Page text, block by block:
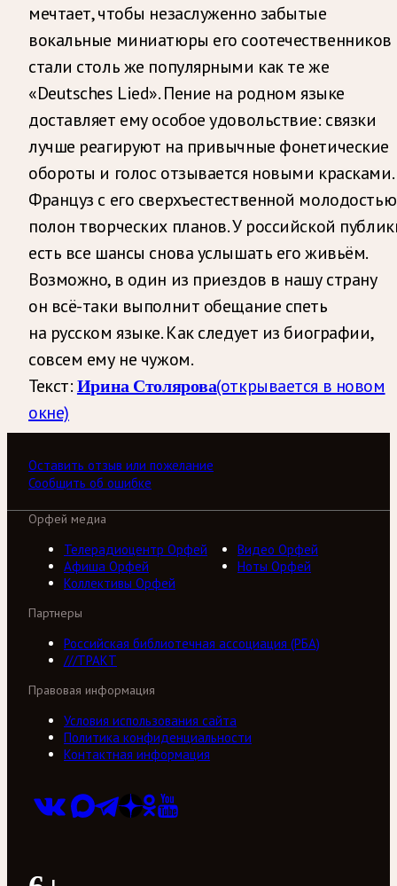
мечтает, чтобы незаслуженно забытые
вокальные миниатюры его соотечественников
стали столь же популярными как те же
«Deutsches Lied». Пение на родном языке
доставляет ему особое удовольствие: связки
лучше реагируют на привычные фонетические
обороты и голос отзывается новыми красками.
Француз с его сверхъестественной молодостью
полон творческих планов. У российской
есть все шансы снова услышать его живьём.
Возможно, в один из приездов в нашу страну
он всё-таки выполнит обещание спеть
на русском языке. Как следует из биографии,
совсем ему не чужом.
Текст: Ирина Столярова(открывается в новом
окне)
Оставить отзыв или пожелание
Сообщить об ошибке
Орфей медиа
Телерадиоцентр Орфей
Видео Орфей
Афиша Орфей
Ноты Орфей
Коллективы Орфей
Партнеры
Российская библиотечная ассоциация (РБА)
///ТРАКТ
Правовая информация
Условия использования сайта
Политика конфиденциальности
Контактная информация